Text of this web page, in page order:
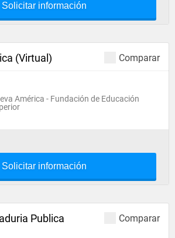
Solicitar información
Comparar
(Virtual)
América - Fundación de Educación
Solicitar información
Comparar
Publica